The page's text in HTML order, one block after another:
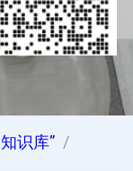
识库”